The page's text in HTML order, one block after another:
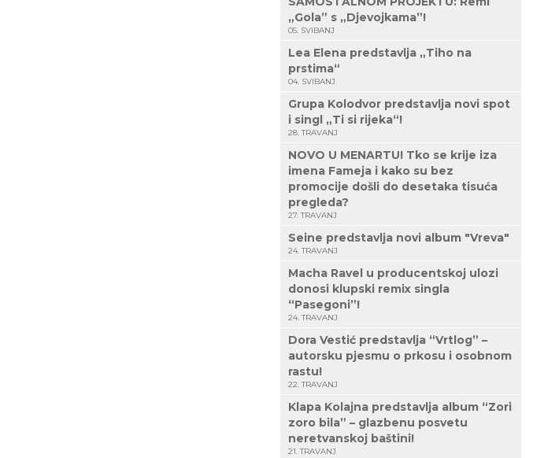
„Gola” s „Djevojkama”!
05. SVIBANJ
Lea Elena predstavlja „Tiho na
prstima“
04. SVIBANJ
Grupa Kolodvor predstavlja novi spot
i singl „Ti si rijeka“!
28. TRAVANJ
NOVO U MENARTU! Tko se krije iza
imena Fameja i kako su bez
promocije došli do desetaka tisuća
pregleda?
27. TRAVANJ
Seine predstavlja novi album "Vreva"
24. TRAVANJ
Macha Ravel u producentskoj ulozi
donosi klupski remix singla
“Pasegoni”!
24. TRAVANJ
Dora Vestić predstavlja “Vrtlog” –
autorsku pjesmu o prkosu i osobnom
rastu!
22. TRAVANJ
Klapa Kolajna predstavlja album “Zori
zoro bila” – glazbenu posvetu
neretvanskoj baštini!
21. TRAVANJ